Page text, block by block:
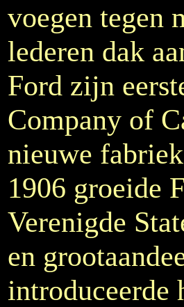
voegen tegen
lederen dak
Ford zijn
Company of
nieuwe
1906 groeide
Verenigde
en
introduceerde